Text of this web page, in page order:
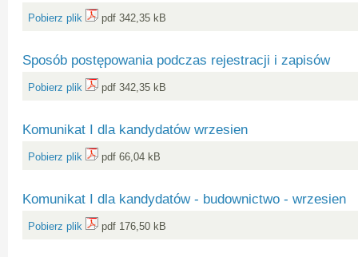
Pobierz plik pdf 342,35 kB
Sposób postępowania podczas rejestracji i zapisów
Pobierz plik pdf 342,35 kB
Komunikat I dla kandydatów wrzesien
Pobierz plik pdf 66,04 kB
Komunikat I dla kandydatów - budownictwo - wrzesien
Pobierz plik pdf 176,50 kB